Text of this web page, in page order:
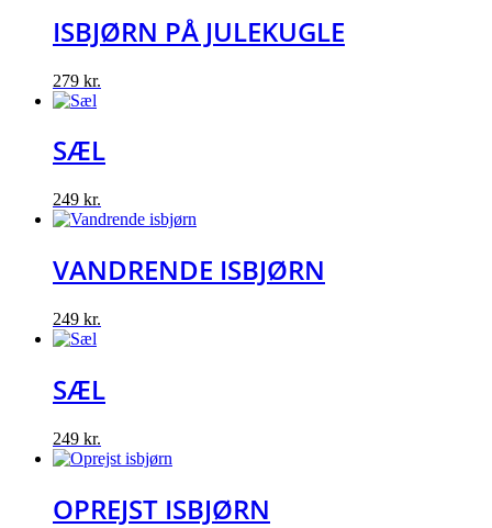
ISBJØRN PÅ JULEKUGLE
279 kr.
SÆL
249 kr.
VANDRENDE ISBJØRN
249 kr.
SÆL
249 kr.
OPREJST ISBJØRN